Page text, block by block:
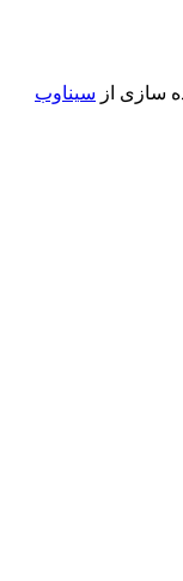
سازی از سیناوب